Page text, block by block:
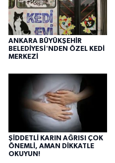
ANKARA BÜYÜKŞEHİR
BELEDİYESİ'NDEN ÖZEL KEDİ
MERKEZİ
ŞİDDETLİ KARIN AĞRISI ÇOK
ÖNEMLİ, AMAN DİKKATLE
OKUYUN!